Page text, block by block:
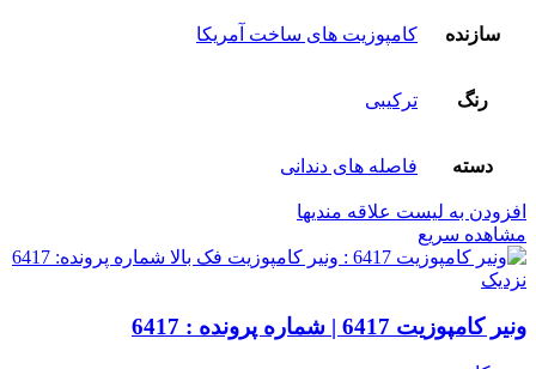
سازنده کامپوزیت های ساخت آمریکا
رنگ ترکیبی
دسته فاصله های دندانی
افزودن به لیست علاقه مندیها
مشاهده سریع
نزدیک
ونیر کامپوزیت 6417 | شماره پرونده : 6417